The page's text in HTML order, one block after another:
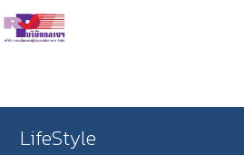
LifeStyle